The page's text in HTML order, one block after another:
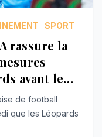
SPORT
rassure la
avant le
de football
que les Léopards